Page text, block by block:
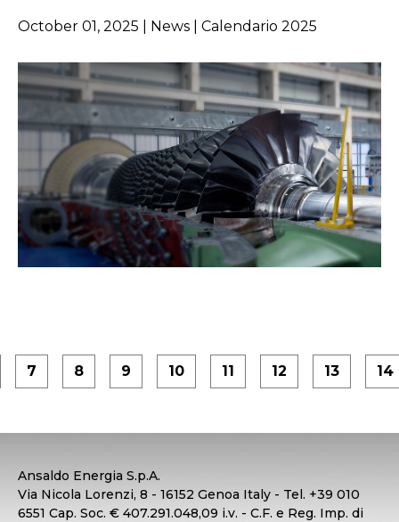
October 01, 2025 | News | Calendario 2025
7 8 9 10 11 12 13 14
Ansaldo Energia S.p.A.
Via Nicola Lorenzi, 8 - 16152 Genoa Italy - Tel. +39 010
6551 Cap. Soc. € 407.291.048,09 i.v. - C.F. e Reg. Imp. di